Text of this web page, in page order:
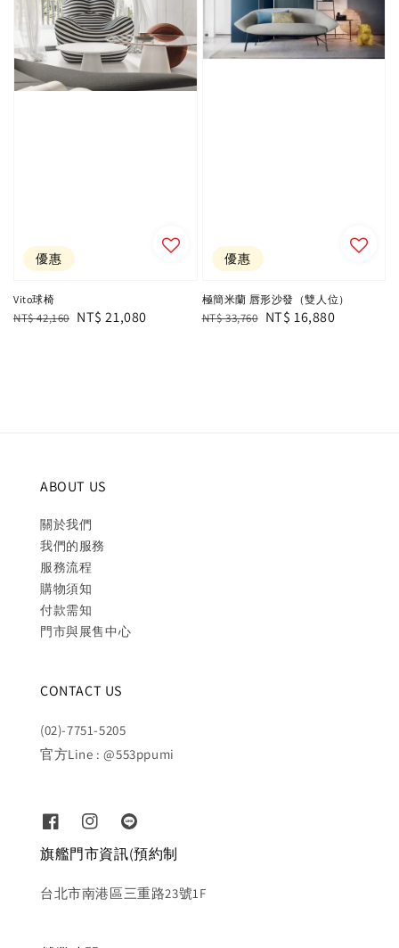
優惠
Vito球椅
Regular
NT$ 42,160 Sale
NT$ 21,080
優惠
極簡米蘭 唇形沙發（雙人位）
Regular
NT$ 33,760 Sale
NT$ 16,880
ABOUT US
關於我們
我們的服務
服務流程
購物須知
付款需知
門市與展售中心
CONTACT US
(02)-7751-5205
官方Line : @553ppumi
旗艦門市資訊(預約制
台北市南港區三重路23號1F